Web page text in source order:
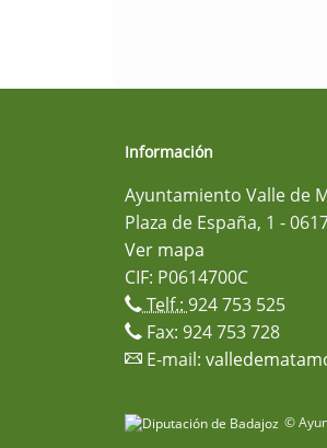
Información
Ayuntamiento Valle de
Plaza de España, 1 -
Ver mapa
CIF: P0614700C
Telf.:924 753 525
Fax: 924 753 728
E-mail:
©